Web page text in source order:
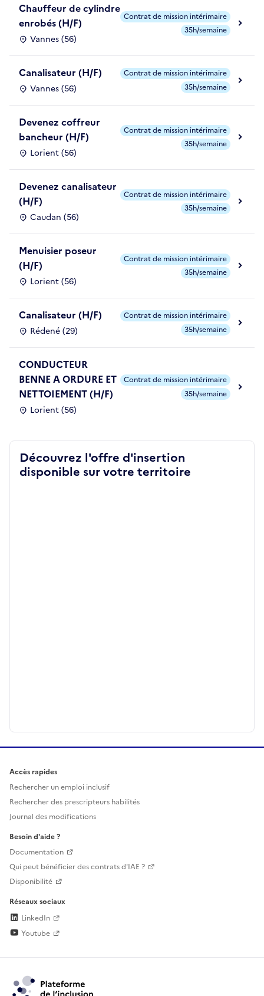
Chauffeur de cylindre
enrobés (H/F)
Vannes (56)
Contrat de mission intérimaire
35h/semaine
Canalisateur (H/F)
Vannes (56)
Contrat de mission intérimaire
35h/semaine
Devenez coffreur
bancheur (H/F)
Lorient (56)
Contrat de mission intérimaire
35h/semaine
Devenez canalisateur
(H/F)
Caudan (56)
Contrat de mission intérimaire
35h/semaine
Menuisier poseur
(H/F)
Lorient (56)
Contrat de mission intérimaire
35h/semaine
Canalisateur (H/F)
Rédené (29)
Contrat de mission intérimaire
35h/semaine
CONDUCTEUR
BENNE A ORDURE ET
NETTOIEMENT (H/F)
Lorient (56)
Contrat de mission intérimaire
35h/semaine
Découvrez l'offre d'insertion
disponible sur votre territoire
Accès rapides
Rechercher un emploi inclusif
Rechercher des prescripteurs habilités
Journal des modifications
Besoin d'aide ?
Documentation
Qui peut bénéficier des contrats d'IAE ?
Disponibilité
Réseaux sociaux
LinkedIn
Youtube